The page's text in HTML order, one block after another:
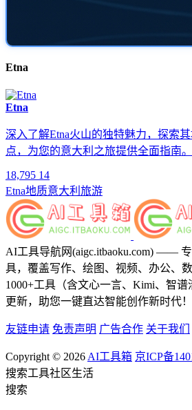
Etna
Etna
深入了解Etna火山的独特魅力，探索
点，为您的意大利之旅提供全面指南。
18,795 14
Etna地质意大利 旅游
AI工具导航网(aigc.itbaoku.com) ——
具，覆盖写作、绘图、视频、办公、
1000+工具（含文心一言、Kimi、智
更新，助您一键直达智能创作新时代！
友链申请 免责声明 广告合作 关于我们
Copyright © 2026 AI工具箱 京ICP备
搜索工具社区生活
搜索